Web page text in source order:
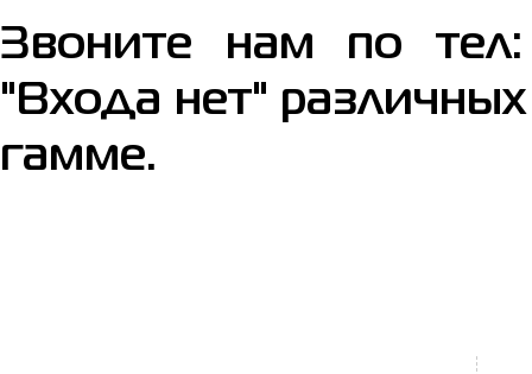
Звоните нам по
"Входа нет"
гамме.